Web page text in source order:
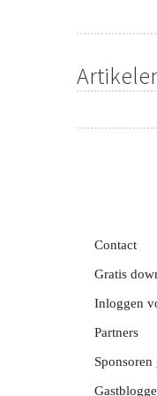
Contact
Gratis
Inloggen
Partners
Sponsoren